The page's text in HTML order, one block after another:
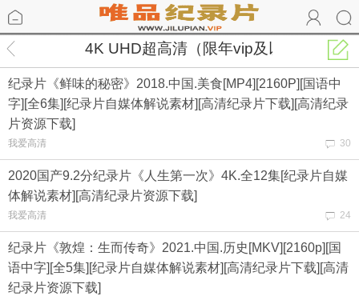
4K UHD超高清（限年vip及以上）
30
纪录片《鲜味的秘密》2018.中国.美食[MP4][2160P][国语中
字][全6集][纪录片自媒体解说素材][高清纪录片下载][高清纪录
片资源下载]
我爱高清
24
2020国产9.2分纪录片《人生第一次》4K.全12集[纪录片自媒
体解说素材][高清纪录片资源下载]
我爱高清
纪录片《敦煌：生而传奇》2021.中国.历史[MKV][2160p][国
语中字][全5集][纪录片自媒体解说素材][高清纪录片下载][高清
纪录片资源下载]